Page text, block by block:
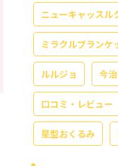
ニューキャッスル
ミラクルブランケ
ルルジョ 今
口コミ・レビュー
星型おくるみ